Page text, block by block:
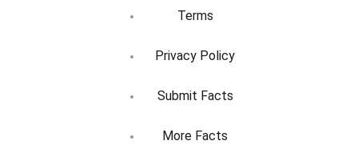
Terms
Privacy Policy
Submit Facts
More Facts